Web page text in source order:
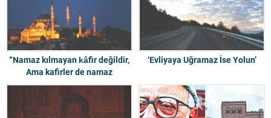
“Namaz kılmayan kâfir değildir,
Ama kafirler de namaz
kılmazlar”
‘Evliyaya Uğramaz İse Yolun’